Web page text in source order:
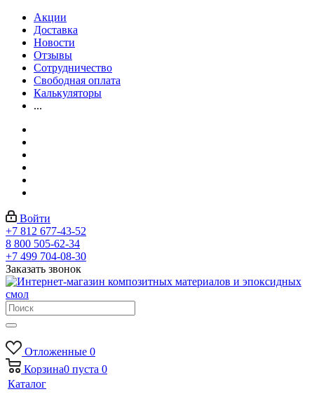
Акции
Доставка
Новости
Отзывы
Сотрудничество
Свободная оплата
Калькуляторы
...
Войти
+7 812 677-43-52
8 800 505-62-34
+7 499 704-08-30
Заказать звонок
Отложенные 0
Корзина0 пуста 0
Каталог